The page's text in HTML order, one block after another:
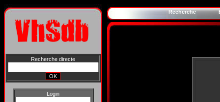
Recherche directe
Login
Recherche